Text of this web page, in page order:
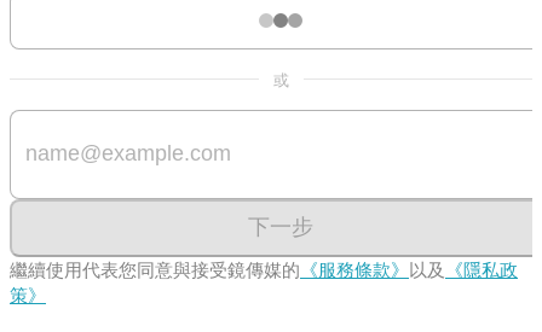
或
下一步
繼續使用代表您同意與接受鏡傳媒的 《服務條款》 以及 《隱私政
策》